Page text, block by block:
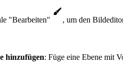
"Bearbeiten" , um den
hinzufügen: Füge eine Ebene mit